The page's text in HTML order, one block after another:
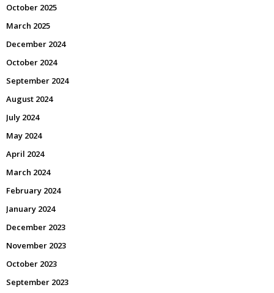
October 2025
March 2025
December 2024
October 2024
September 2024
August 2024
July 2024
May 2024
April 2024
March 2024
February 2024
January 2024
December 2023
November 2023
October 2023
September 2023